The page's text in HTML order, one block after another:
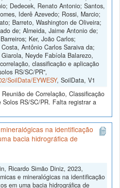
Dedecek, Renato Antonio; Santos,
Iderê Azevedo; Rossi, Marcio;
Barreto, Washington de Oliveira;
de; Almeida, Jaime Antonio de;
Ker, João Carlos;
Antônio Carlos Saraiva da;
Neyde Fabíola Balarezo,
classificação e aplicação
RS/SC/PR",
SoilData/EYWESY, SoilData, V1
de Correlação, Classificação
RS/SC/PR. Falta registrar a
na identificação
bacia hidrográfica de
Ricardo Simão Diniz, 2023,
e mineralógicas na identificação
em uma bacia hidrográfica de